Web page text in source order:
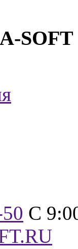
SOFT
С